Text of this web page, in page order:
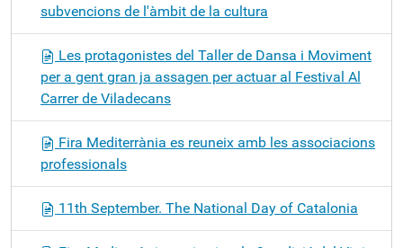
subvencions de l'àmbit de la cultura
Les protagonistes del Taller de Dansa i Moviment
per a gent gran ja assagen per actuar al Festival Al
Carrer de Viladecans
Fira Mediterrània es reuneix amb les associacions
professionals
11th September. The National Day of Catalonia